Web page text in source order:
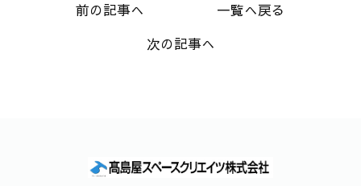
前の記事へ
一覧へ戻る
次の記事へ